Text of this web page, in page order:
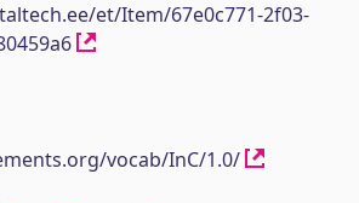
et/Item/67e0c771-2f03-
vocab/InC/1.0/